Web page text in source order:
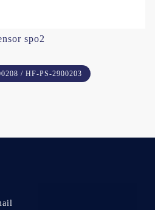
spo2
/ HF-PS-2900203